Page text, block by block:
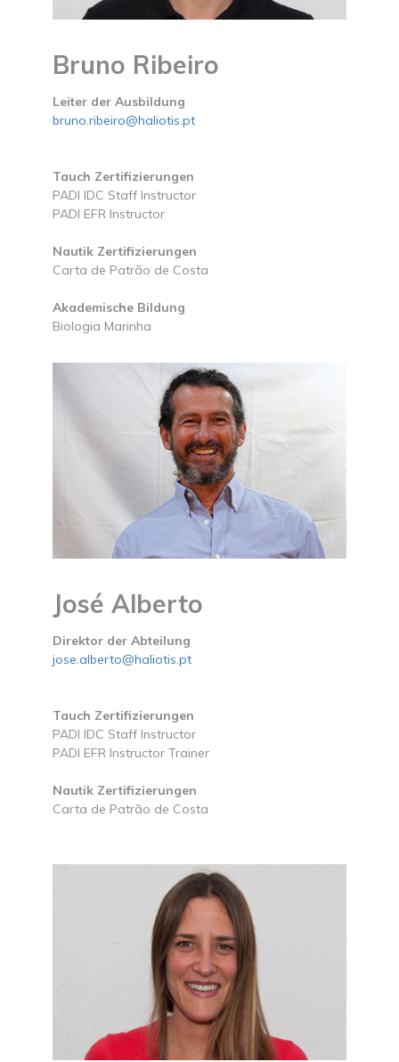
Bruno Ribeiro
Leiter der Ausbildung
bruno.ribeiro@haliotis.pt
Tauch Zertifizierungen
PADI IDC Staff Instructor
PADI EFR Instructor
Nautik Zertifizierungen
Carta de Patrão de Costa
Akademische Bildung
Biologia Marinha
José Alberto
Direktor der Abteilung
jose.alberto@haliotis.pt
Tauch Zertifizierungen
PADI IDC Staff Instructor
PADI EFR Instructor Trainer
Nautik Zertifizierungen
Carta de Patrão de Costa